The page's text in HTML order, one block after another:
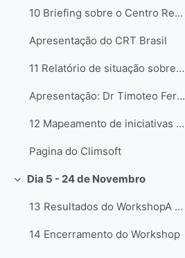
10 Briefing sobre o Centro Regional de Treinamento...
Apresentação do CRT Brasil
11 Relatório de situação sobre o Centro Regional d...
Apresentação: Dr Timoteo Ferreira
12 Mapeamento de iniciativas e oportunidades locai...
Pagina do Climsoft
Свернуть
Dia 5 - 24 de Novembro
13 Resultados do WorkshopA sessão final do Worksho...
14 Encerramento do Workshop